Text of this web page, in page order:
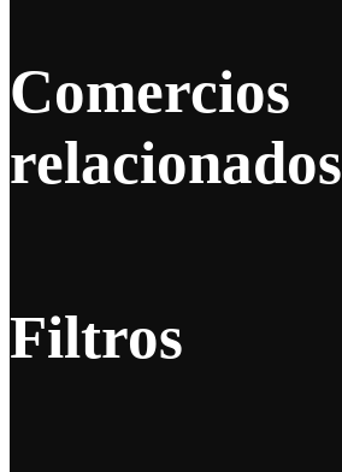
Comercios
relacionados
Filtros